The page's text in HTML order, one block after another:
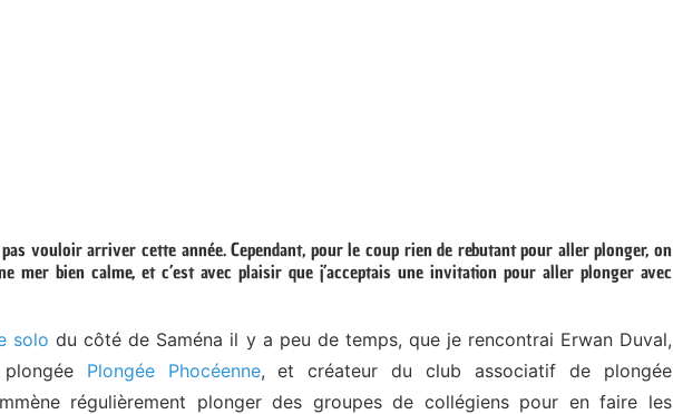
pas vouloir arriver cette année. Cependant, pour le coup rien de rebutant pour aller plonger, on
mer bien calme, et c’est avec plaisir que j’acceptais une invitation pour aller plonger avec
solo du côté de Saména il y a peu de temps, que je rencontrai Erwan Duval,
Plongée Phocéenne, et créateur du club associatif de plongée
régulièrement plonger des groupes de collégiens pour en faire les